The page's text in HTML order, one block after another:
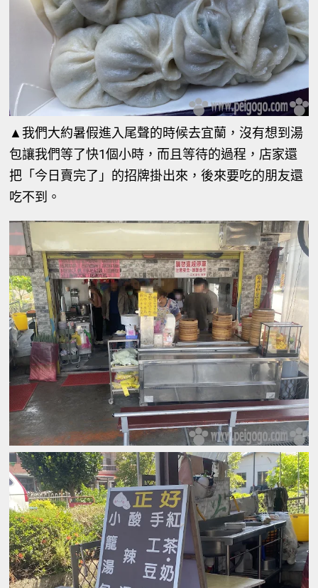
▲我們大約暑假進入尾聲的時候去宜蘭，沒有想到湯
包讓我們等了快1個小時，而且等待的過程，店家還
把「今日賣完了」的招牌掛出來，後來要吃的朋友還
吃不到。